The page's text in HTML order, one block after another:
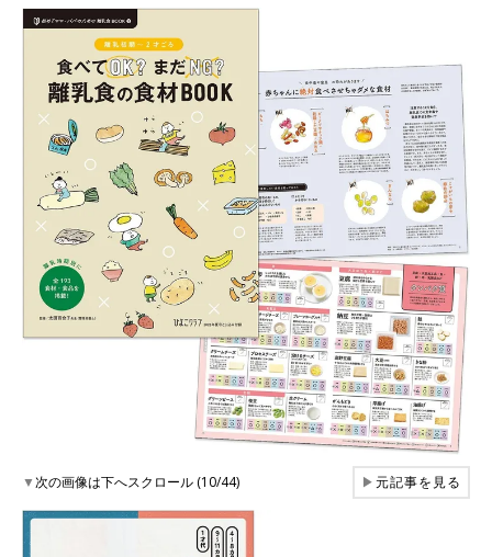
▼次の画像は下へスクロール (10/44) ▶元記事を見る